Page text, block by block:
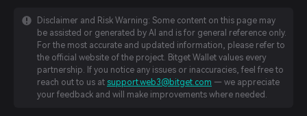
Disclaimer and Risk Warning: Some content on this page may
be assisted or generated by AI and is for general reference only.
For the most accurate and updated information, please refer to
the official website of the project. Bitget Wallet values every
partnership. If you notice any issues or inaccuracies, feel free to
reach out to us at support.web3@bitget.com — we appreciate
your feedback and will make improvements where needed.